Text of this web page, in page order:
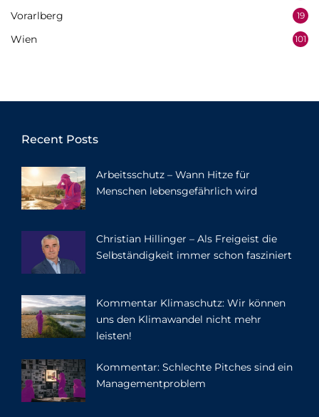
Vorarlberg 19
Wien 101
Recent Posts
Arbeitsschutz – Wann Hitze für
Menschen lebensgefährlich wird
Christian Hillinger – Als Freigeist die
Selbständigkeit immer schon fasziniert
Kommentar Klimaschutz: Wir können
uns den Klimawandel nicht mehr
leisten!
Kommentar: Schlechte Pitches sind ein
Managementproblem